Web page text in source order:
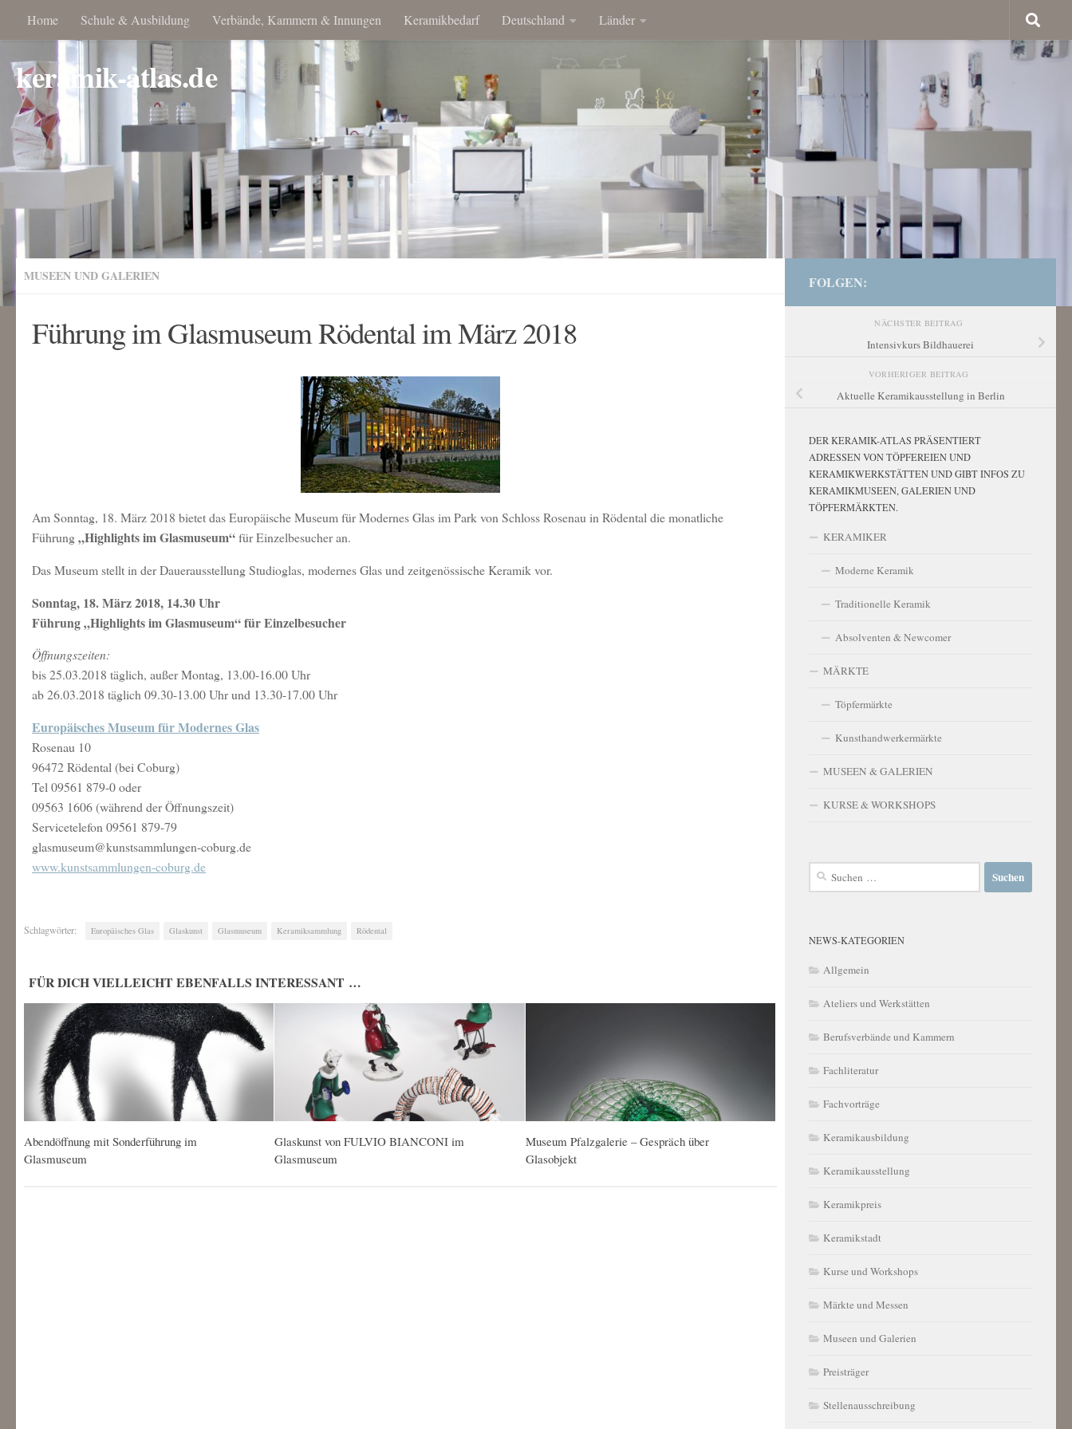
Home Schule & Ausbildung Verbände, Kammern & Innungen Keramikbedarf Deutschland Länder
keramik-atlas.de
MUSEEN UND GALERIEN
Führung im Glasmuseum Rödental im März 2018
Am Sonntag, 18. März 2018 bietet das Europäische Museum für Modernes Glas im Park von Schloss Rosenau in Rödental die monatliche
Führung„Highlights im Glasmuseum“für Einzelbesucher an.
Das Museum stellt in der Dauerausstellung Studioglas, modernes Glas und zeitgenössische Keramik vor.
Sonntag, 18. März 2018, 14.30 Uhr
Führung „Highlights im Glasmuseum“ für Einzelbesucher
Öffnungszeiten:
bis 25.03.2018 täglich, außer Montag, 13.00-16.00 Uhr
ab 26.03.2018 täglich 09.30-13.00 Uhr und 13.30-17.00 Uhr
Europäisches Museum für Modernes Glas
Rosenau 10
96472 Rödental (bei Coburg)
Tel 09561 879-0 oder
09563 1606 (während der Öffnungszeit)
Servicetelefon 09561 879-79
glasmuseum@kunstsammlungen-coburg.de
www.kunstsammlungen-coburg.de
Schlagwörter: Europäisches Glas Glaskunst Glasmuseum Keramiksammlung Rödental
FÜR DICH VIELLEICHT EBENFALLS INTERESSANT …
Abendöffnung mit Sonderführung im
Glasmuseum
Glaskunst von FULVIO BIANCONI im
Glasmuseum
Museum Pfalzgalerie – Gespräch über
Glasobjekt
FOLGEN:
NÄCHSTER BEITRAG
Intensivkurs Bildhauerei
VORHERIGER BEITRAG
Aktuelle Keramikausstellung in Berlin
DER KERAMIK-ATLAS PRÄSENTIERT
ADRESSEN VON TÖPFEREIEN UND
KERAMIKWERKSTÄTTEN UND GIBT INFOS ZU
KERAMIKMUSEEN, GALERIEN UND
TÖPFERMÄRKTEN.
KERAMIKER
Moderne Keramik
Traditionelle Keramik
Absolventen & Newcomer
MÄRKTE
Töpfermärkte
Kunsthandwerkermärkte
MUSEEN & GALERIEN
KURSE & WORKSHOPS
Suchen
NEWS-KATEGORIEN
Allgemein
Ateliers und Werkstätten
Berufsverbände und Kammern
Fachliteratur
Fachvorträge
Keramikausbildung
Keramikausstellung
Keramikpreis
Keramikstadt
Kurse und Workshops
Märkte und Messen
Museen und Galerien
Preisträger
Stellenausschreibung